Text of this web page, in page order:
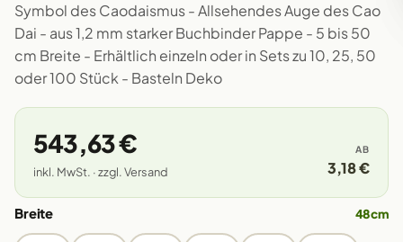
Symbol des Caodaismus - Allsehendes Auge des Cao
Dai - aus 1,2 mm starker Buchbinder Pappe - 5 bis 50
cm Breite - Erhältlich einzeln oder in Sets zu 10, 25, 50
oder 100 Stück - Basteln Deko
543,63 €
inkl. MwSt. · zzgl. Versand
AB
3,18 €
Breite 48cm